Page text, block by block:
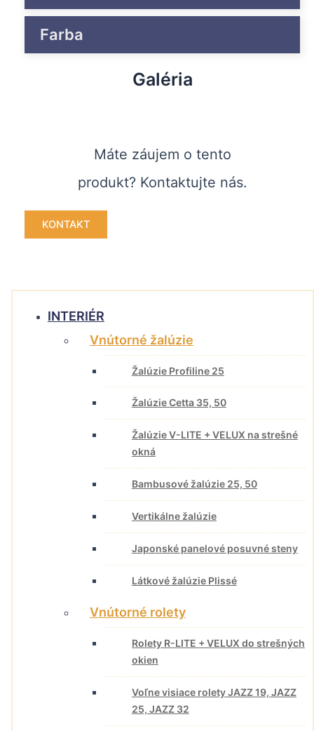
INTERIÉR
Vnútorné žalúzie
Žalúzie Profiline 25
Žalúzie Cetta 35, 50
Žalúzie V-LITE + VELUX na strešné
okná
Bambusové žalúzie 25, 50
Vertikálne žalúzie
Japonské panelové posuvné steny
Látkové žalúzie Plissé
Vnútorné rolety
Rolety R-LITE + VELUX do strešných
okien
Voľne visiace rolety JAZZ 19, JAZZ
25, JAZZ 32
Farba
Galéria
Máte záujem o tento
produkt? Kontaktujte nás.
KONTAKT